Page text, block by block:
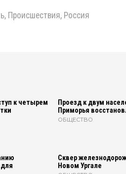
, Происшествия, Россия
к четырем
Проезд к двум
Приморья
ОБЩЕСТВО
Сквер
Новом Ургале